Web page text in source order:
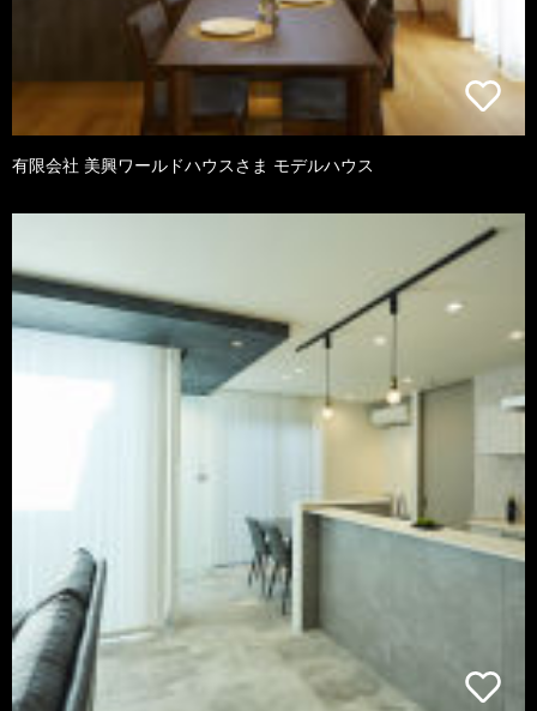
有限会社 美興ワールドハウスさま モデルハウス